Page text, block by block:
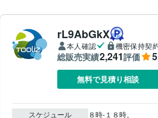
rL9AbGkX
本人確認 機密保持契
総販売実績2,241評価
無料で見積り相談
スケジュール ８時-１８時。